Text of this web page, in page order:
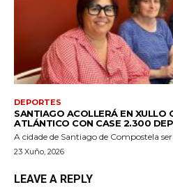
DEPORTES
SANTIAGO ACOLLERÁ EN XULLO
ATLÁNTICO CON CASE 2.300
A cidade de Santiago de Compostela
23 Xuño, 2026
LEAVE A REPLY